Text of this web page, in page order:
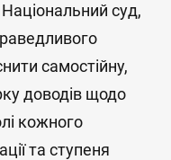
суд,
самостійну,
доводів щодо
кожного
та ступеня